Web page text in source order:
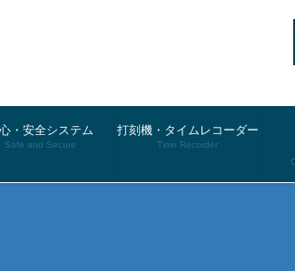
・安全システム
Safe and Secure
打刻機・タイムレコーダー
Time Recorder